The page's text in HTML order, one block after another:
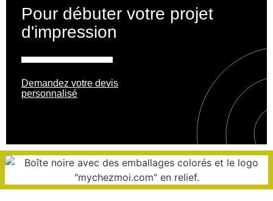
Pour débuter votre projet
d'impression
Demandez votre devis
personnalisé